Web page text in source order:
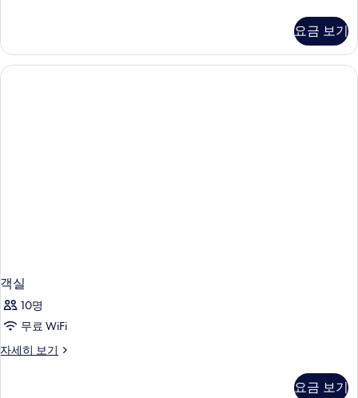
히
보
기
요금 보기
객실
10명
무료 WiFi
자세히 보기
객
요금 보기